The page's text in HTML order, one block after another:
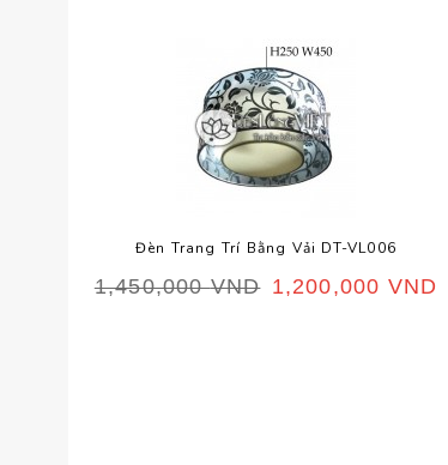
Đèn Trang Trí Bằng Vải DT-VL006
1,450,000VND 1,200,000 VND